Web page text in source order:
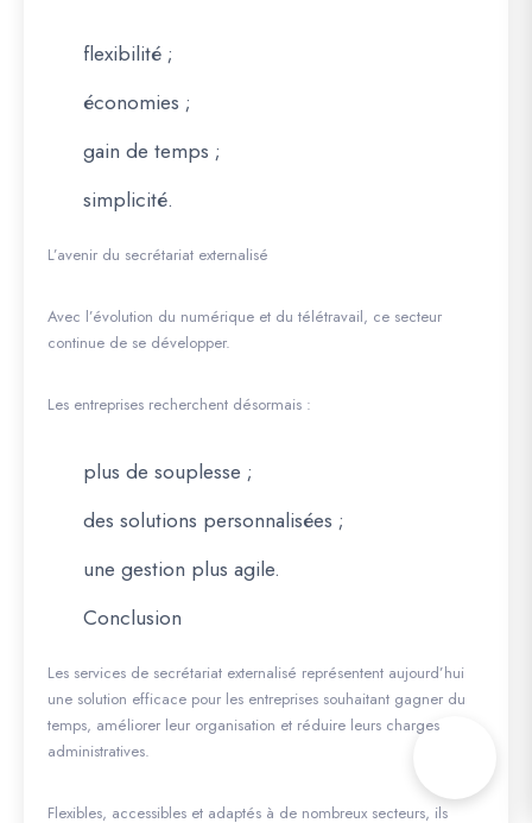
flexibilité ;
économies ;
gain de temps ;
simplicité.
L’avenir du secrétariat externalisé
Avec l’évolution du numérique et du télétravail, ce secteur
continue de se développer.
Les entreprises recherchent désormais :
plus de souplesse ;
des solutions personnalisées ;
une gestion plus agile.
Conclusion
Les services de secrétariat externalisé représentent aujourd’hui
une solution efficace pour les entreprises souhaitant gagner du
temps, améliorer leur organisation et réduire leurs charges
administratives.
Flexibles, accessibles et adaptés à de nombreux secteurs, ils